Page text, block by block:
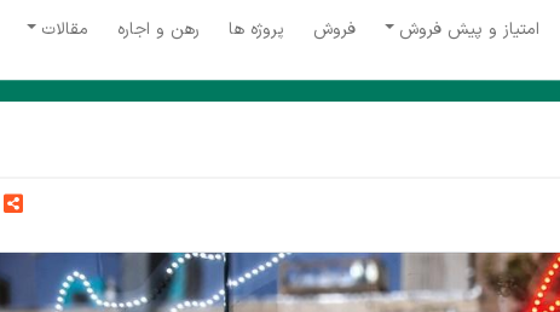
امتیاز و پیش فروش فروش پروژه ها رهن و اجاره مقالات